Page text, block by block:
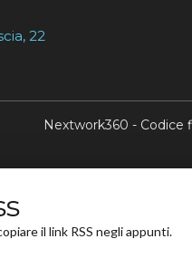
22
Nextwork360 - Codice
il link RSS negli appunti.